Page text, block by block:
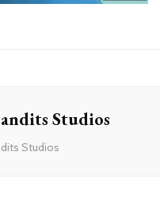
le
Studios
Studios